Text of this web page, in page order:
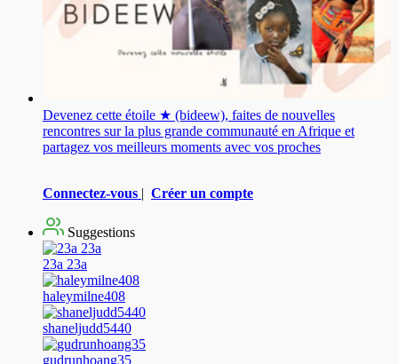
Devenez cette étoile ★ (bideew), faites de nouvelles
rencontres sur la plus grande communauté en Afrique et
partagez vos meilleurs moments avec vos proches
Connectez-vous | Créer un compte
Suggestions
23a 23a
haleymilne408
shaneljudd5440
gudrunhoang35